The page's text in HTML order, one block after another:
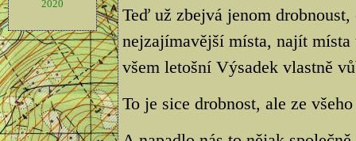
2020
Teď už zbejvá jenom
nejzajímavější místa, najít
všem letošní Výsadek vlastně
To je sice drobnost, ale ze